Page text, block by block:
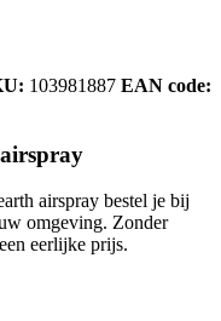
103981887 EAN code:
airspray bestel je bij
omgeving. Zonder
eerlijke prijs.